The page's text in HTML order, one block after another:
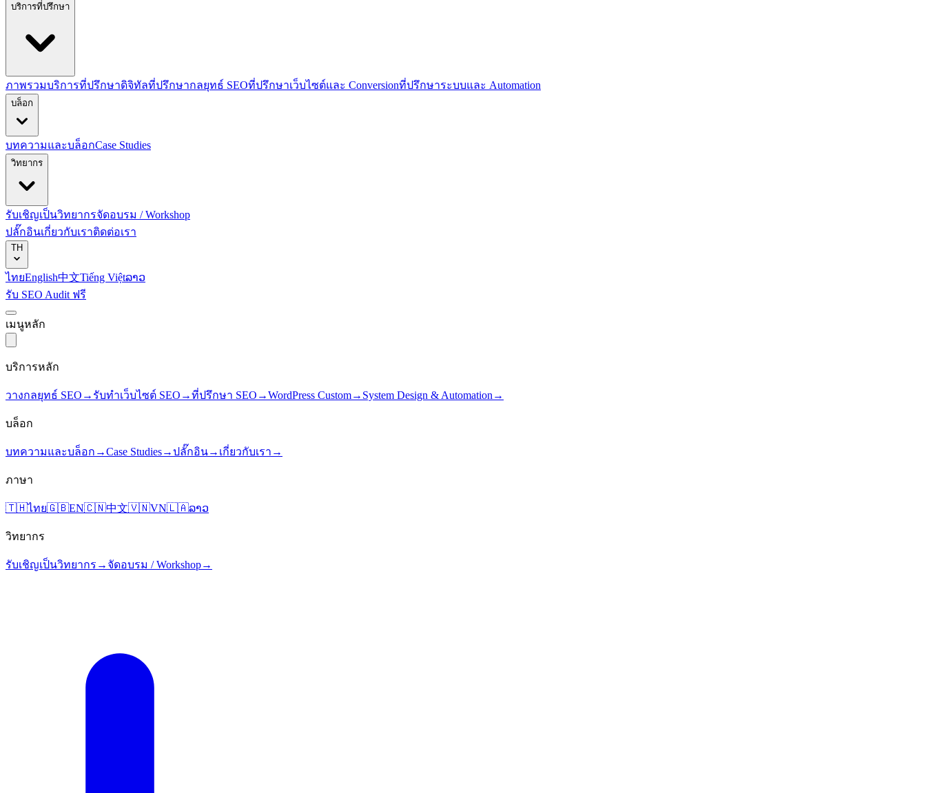
บริการที่ปรึกษา
ภาพรวมบริการที่ปรึกษาดิจิทัลที่ปรึกษากลยุทธ์ SEOที่ปรึกษาเว็บไซต์และ Conversionที่ปรึกษาระบบและ Automation
บล็อก
บทความและบล็อกCase Studies
วิทยากร
รับเชิญเป็นวิทยากรจัดอบรม / Workshop
ปลั๊กอินเกี่ยวกับเราติดต่อเรา
TH
ไทยEnglish中文Tiếng Việtລາວ
รับ SEO Audit ฟรี
เมนูหลัก
บริการหลัก
วางกลยุทธ์ SEO → รับทำเว็บไซต์ SEO →ที่ปรึกษา SEO →WordPress Custom→ System Design & Automation →
บล็อก
บทความและบล็อก →Case Studies→ปลั๊กอิน→ เกี่ยวกับเรา →
ภาษา
🇹🇭ไทย🇬🇧EN🇨🇳中文🇻🇳VN🇱🇦ລາວ
วิทยากร
รับเชิญเป็นวิทยากร → จัดอบรม / Workshop→